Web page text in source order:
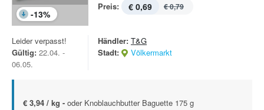
-13%
Preis: € 0,69 € 0,79
Leider verpasst!
Gültig: 22.04. -
06.05.
Händler: T&G
Stadt:
Völkermarkt
€ 3,94 / kg - oder Knoblauchbutter Baguette 175 g